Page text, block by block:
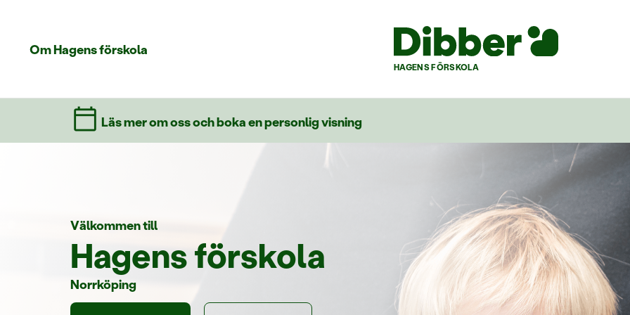
Om Hagens förskola
HAGENS FÖRSKOLA
Välkommen till
Hagens förskola
Norrköping
Läs mer om oss och boka en personlig visning